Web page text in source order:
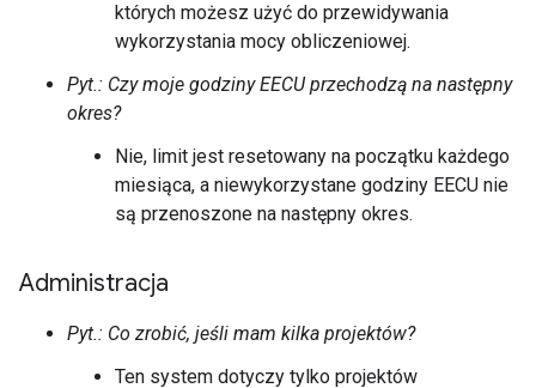
których możesz użyć do przewidywania
wykorzystania mocy obliczeniowej.
Pyt.: Czy moje godziny EECU przechodzą na następny
okres?
Nie, limit jest resetowany na początku każdego
miesiąca, a niewykorzystane godziny EECU nie
są przenoszone na następny okres.
Administracja
Pyt.: Co zrobić, jeśli mam kilka projektów?
Ten system dotyczy tylko projektów